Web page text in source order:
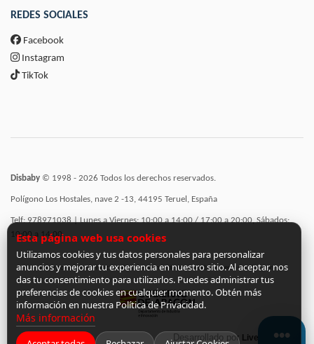
REDES SOCIALES
Facebook
Instagram
TikTok
Disbaby © 1998 - 2026 Todos los derechos reservados.
Polígono Los Hostales, nave 2 -13, 44195 Teruel, España
Telf: 978971038 | Lunes a Viernes: 10:00 a 14:00 / 17:00 a 20:00, Sábados:
10:00 a 14:00
Incorporación de funcionalidades semánticas a la web subvencionadas por:
Desarrollado por LiveCommerce
Esta página web usa cookies
Utilizamos cookies y tus datos personales para personalizar
anuncios y mejorar tu experiencia en nuestro sitio. Al aceptar, nos
das tu consentimiento para utilizarlos. Puedes administrar tus
preferencias de cookies en cualquier momento. Obtén más
información en nuestra Política de Privacidad.
Más información